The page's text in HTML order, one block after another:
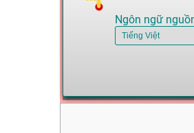
Ngôn ngữ